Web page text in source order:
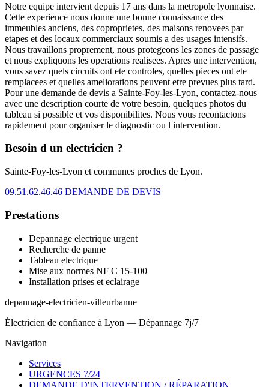
Notre equipe intervient depuis 17 ans dans la metropole lyonnaise.
Cette experience nous donne une bonne connaissance des
immeubles anciens, des coproprietes, des maisons renovees par
etapes et des locaux commerciaux soumis a des usages intensifs.
Nous travaillons proprement, nous protegeons les zones de passage
et nous expliquons les operations realisees. Apres une intervention,
vous savez quels circuits ont ete controles, quelles pieces ont ete
remplacees et quelles ameliorations peuvent etre prevues plus tard.
Pour une demande de devis a Sainte-Foy-les-Lyon, contactez-nous
avec une description courte de votre besoin, quelques photos du
tableau si possible et vos disponibilites. Nous vous recontactons
rapidement pour organiser le diagnostic ou l intervention.
Besoin d un electricien ?
Sainte-Foy-les-Lyon et communes proches de Lyon.
09.51.62.46.46 DEMANDE DE DEVIS
Prestations
Depannage electrique urgent
Recherche de panne
Tableau electrique
Mise aux normes NF C 15-100
Installation prises et eclairage
depannage-electricien-villeurbanne
Électricien de confiance à Lyon — Dépannage 7j/7
Navigation
Services
URGENCES 7/24
DEMANDE D'INTERVENTION / RÉPARATION